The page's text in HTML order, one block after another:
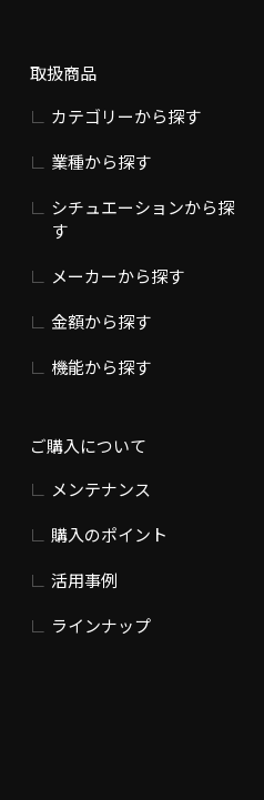
取扱商品
カテゴリーから探す
業種から探す
シチュエーションから探
す
メーカーから探す
金額から探す
機能から探す
ご購入について
メンテナンス
購入のポイント
活用事例
ラインナップ